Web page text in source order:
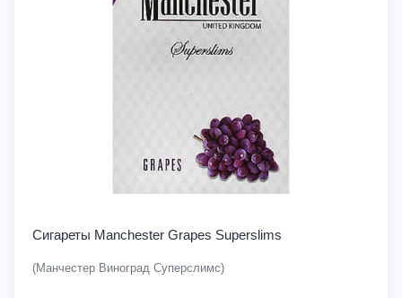
Сигареты Manchester Grapes Superslims
(Манчестер Виноград Суперслимс)